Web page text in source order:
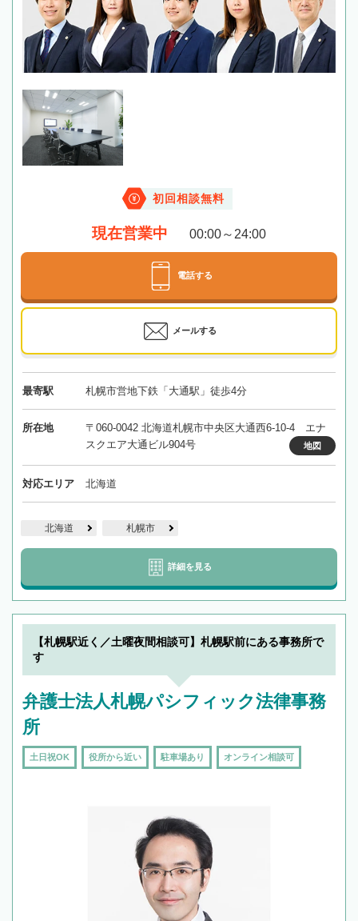
初回相談無料
現在営業中 00:00～24:00
電話する
メールする
最寄駅 札幌市営地下鉄「大通駅」徒歩4分
所在地
〒060-0042 北海道札幌市中央区大通西6-10-4 エナ
スクエア大通ビル904号
地図
対応エリア 北海道
北海道 札幌市
詳細を見る
【札幌駅近く／土曜夜間相談可】札幌駅前にある事務所で
す
弁護士法人札幌パシフィック法律事務
所
土日祝OK 役所から近い 駐車場あり オンライン相談可